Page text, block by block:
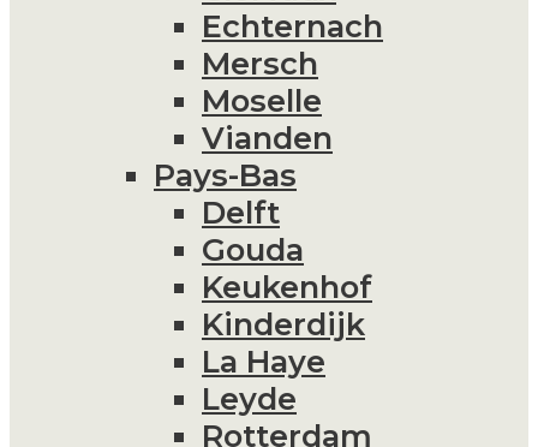
Echternach
Mersch
Moselle
Vianden
Pays-Bas
Delft
Gouda
Keukenhof
Kinderdijk
La Haye
Leyde
Rotterdam